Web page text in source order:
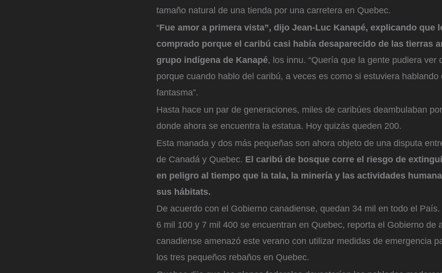
tamaño natural de una tienda por una carretera en Quebec.
“Fue amor a primera vista”, dijo Jean-Luc Kanapé, explicando que
comprado porque el caribú casi había desaparecido de las tierras
grupo indígena de Kanapé, los innu. “Quería que la gente pudiera ver
porque cuando hablo del caribú, a veces es como si estuviera hablando
fantasma”.
Hasta hace un par de generaciones, miles de caribúes deambulaban
donde ahora se encuentra la estatua. Hoy quizás queden 200.
Esta manada y dos más pequeñas son ahora objeto de una disputa
de Canadá y Quebec. El caribú de bosque corre el riesgo de
en peligro al tiempo que la tala, la minería y las actividades
sus hábitats.
De acuerdo con el Gobierno canadiense, quedan 34 mil en todo el
6 mil 100 y 7 mil 400 se encuentran en Quebec, reporta el Gobierno de
canadiense amenazó este verano con utilizar medidas de emergencia
los tres pequeños rebaños en Quebec.